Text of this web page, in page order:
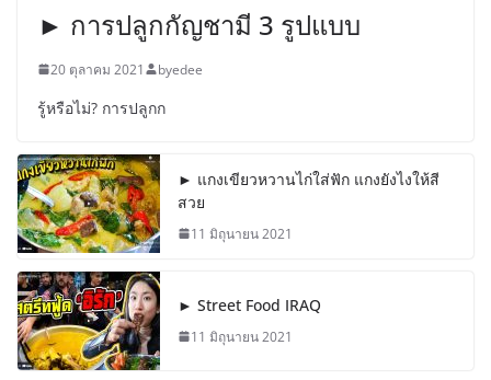
► การปลูกกัญชามี 3 รูปแบบ
20 ตุลาคม 2021 byedee
รู้หรือไม่? การปลูกก
► แกงเขียวหวานไก่ใส่ฟัก แกงยังไงให้สี
สวย
11 มิถุนายน 2021
► Street Food IRAQ
11 มิถุนายน 2021